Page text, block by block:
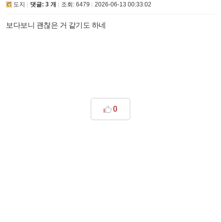
도지 댓글: 3 개 조회: 6479 2026-06-13 00:33:02
보다보니 괜찮은 거 같기도 하네
0